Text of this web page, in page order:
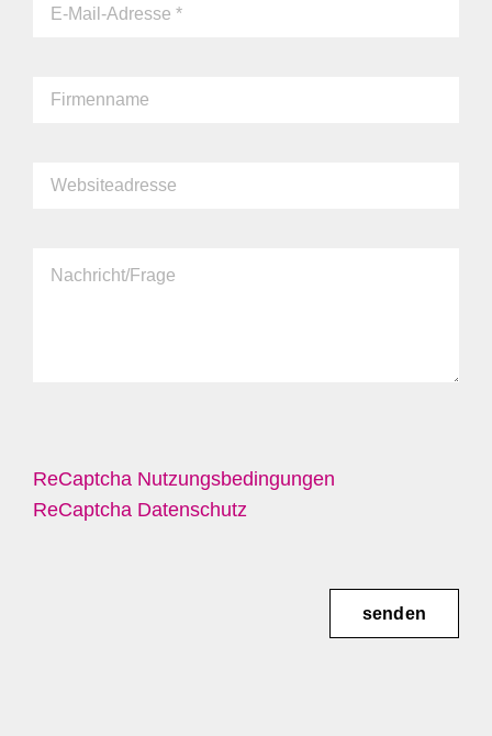
ReCaptcha Nutzungsbedingungen
ReCaptcha Datenschutz
senden